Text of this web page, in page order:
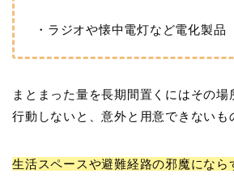
・ラジオや懐中電灯など電化製品
まとまった量を長期間置くにはその場
行動しないと、意外と用意できないも
生活スペースや避難経路の邪魔になら